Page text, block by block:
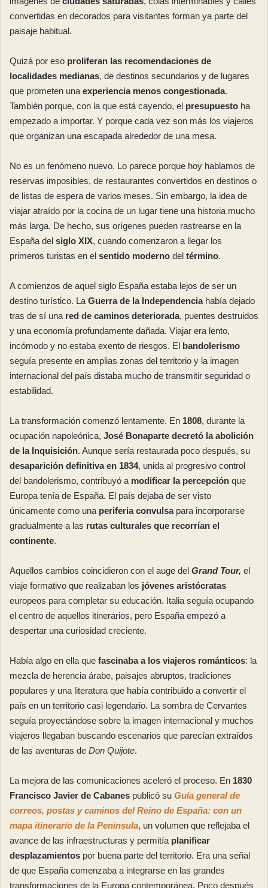
convertidas en decorados para visitantes forman ya parte del
paisaje habitual.
Quizá por eso proliferan las recomendaciones de
localidades medianas, de destinos secundarios y de lugares
que prometen una experiencia menos congestionada.
También porque, con la que está cayendo, el presupuesto ha
empezado a importar. Y porque cada vez son más los viajeros
que organizan una escapada alrededor de una mesa.
No es un fenómeno nuevo. Lo parece porque hoy hablamos de
reservas imposibles, de restaurantes convertidos en destinos o
de listas de espera de varios meses. Sin embargo, la idea de
viajar atraído por la cocina de un lugar tiene una historia mucho
más larga. De hecho, sus orígenes pueden rastrearse en la
España del siglo XIX, cuando comenzaron a llegar los
primeros turistas en el sentido moderno del término.
A comienzos de aquel siglo España estaba lejos de ser un
destino turístico. La Guerra de la Independenciahabía dejado
tras de sí una red de caminos deteriorada, puentes destruidos
y una economía profundamente dañada. Viajar era lento,
incómodo y no estaba exento de riesgos. El bandolerismo
seguía presente en amplias zonas del territorio y la imagen
internacional del país distaba mucho de transmitir seguridad o
estabilidad.
La transformación comenzó lentamente. En 1808, durante la
ocupación napoleónica, José Bonaparte decretó la abolición
de la Inquisición. Aunque sería restaurada poco después, su
desaparición definitiva en 1834, unida al progresivo control
del bandolerismo, contribuyó a modificar la percepción que
Europa tenía de España. El país dejaba de ser visto
únicamente como una periferia convulsapara incorporarse
gradualmente a las rutas culturales que recorrían el
continente.
Aquellos cambios coincidieron con el auge del Grand Tour, el
viaje formativo que realizaban los jóvenes aristócratas
europeos para completar su educación. Italia seguía ocupando
el centro de aquellos itinerarios, pero España empezó a
despertar una curiosidad creciente.
Había algo en ella que fascinaba a los viajeros románticos: la
mezcla de herencia árabe, paisajes abruptos, tradiciones
populares y una literatura que había contribuido a convertir el
país en un territorio casi legendario. La sombra de Cervantes
seguía proyectándose sobre la imagen internacional y muchos
viajeros llegaban buscando escenarios que parecían extraídos
de las aventuras de Don Quijote.
La mejora de las comunicaciones aceleró el proceso. En 1830
Francisco Javier de Cabanes publicó su Guia general de
correos, postas y caminos del Reino de España: con un
mapa itinerario de la Peninsula, un volumen que reflejaba el
avance de las infraestructuras y permitía planificar
desplazamientos por buena parte del territorio. Era una señal
de que España comenzaba a integrarse en las grandes
transformaciones de la Europa contemporánea. Poco después